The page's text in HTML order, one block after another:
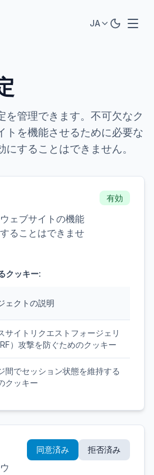
JA
を管理できます。不可欠なク
トを機能させるために必要な
にすることはできません。
ェブサイトの機能
ることはできませ
有効
クッキー:
ェクトの説明
サイトリクエストフォージェリ
）攻撃を防ぐためのクッキー
間でセッション状態を維持する
クッキー
同意済み 拒否済み